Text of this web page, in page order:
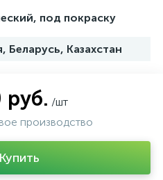
под покраску
Беларусь, Казахстан
руб. /шт
производство
Купить